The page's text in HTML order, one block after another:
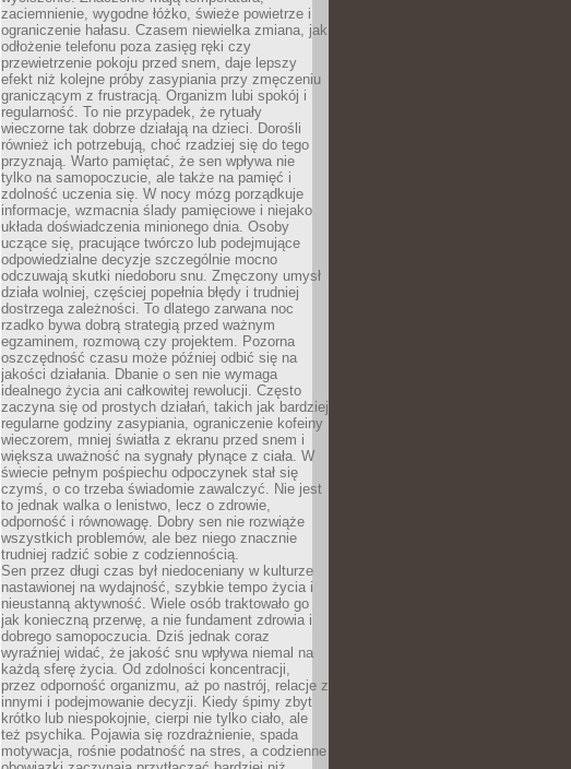
zaciemnienie, wygodne łóżko, świeże powietrze i
ograniczenie hałasu. Czasem niewielka zmiana, jak
odłożenie telefonu poza zasięg ręki czy
przewietrzenie pokoju przed snem, daje lepszy
efekt niż kolejne próby zasypiania przy zmęczeniu
graniczącym z frustracją. Organizm lubi spokój i
regularność. To nie przypadek, że rytuały
wieczorne tak dobrze działają na dzieci. Dorośli
również ich potrzebują, choć rzadziej się do tego
przyznają. Warto pamiętać, że sen wpływa nie
tylko na samopoczucie, ale także na pamięć i
zdolność uczenia się. W nocy mózg porządkuje
informacje, wzmacnia ślady pamięciowe i niejako
układa doświadczenia minionego dnia. Osoby
uczące się, pracujące twórczo lub podejmujące
odpowiedzialne decyzje szczególnie mocno
odczuwają skutki niedoboru snu. Zmęczony umysł
działa wolniej, częściej popełnia błędy i trudniej
dostrzega zależności. To dlatego zarwana noc
rzadko bywa dobrą strategią przed ważnym
egzaminem, rozmową czy projektem. Pozorna
oszczędność czasu może później odbić się na
jakości działania. Dbanie o sen nie wymaga
idealnego życia ani całkowitej rewolucji. Często
zaczyna się od prostych działań, takich jak bardziej
regularne godziny zasypiania, ograniczenie kofeiny
wieczorem, mniej światła z ekranu przed snem i
większa uważność na sygnały płynące z ciała. W
świecie pełnym pośpiechu odpoczynek stał się
czymś, o co trzeba świadomie zawalczyć. Nie jest
to jednak walka o lenistwo, lecz o zdrowie,
odporność i równowagę. Dobry sen nie rozwiąże
wszystkich problemów, ale bez niego znacznie
trudniej radzić sobie z codziennością.
Sen przez długi czas był niedoceniany w kulturze
nastawionej na wydajność, szybkie tempo życia i
nieustanną aktywność. Wiele osób traktowało go
jak konieczną przerwę, a nie fundament zdrowia i
dobrego samopoczucia. Dziś jednak coraz
wyraźniej widać, że jakość snu wpływa niemal na
każdą sferę życia. Od zdolności koncentracji,
przez odporność organizmu, aż po nastrój, relacje z
innymi i podejmowanie decyzji. Kiedy śpimy zbyt
krótko lub niespokojnie, cierpi nie tylko ciało, ale
też psychika. Pojawia się rozdrażnienie, spada
motywacja, rośnie podatność na stres, a codzienne